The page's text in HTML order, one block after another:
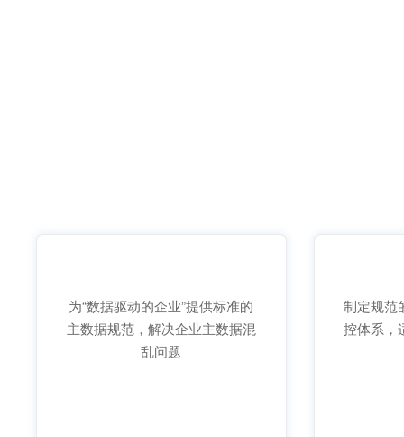
为“数据驱动的企业”提供标准的
主数据规范，解决企业主数据混
乱问题
制定规范
控体系，